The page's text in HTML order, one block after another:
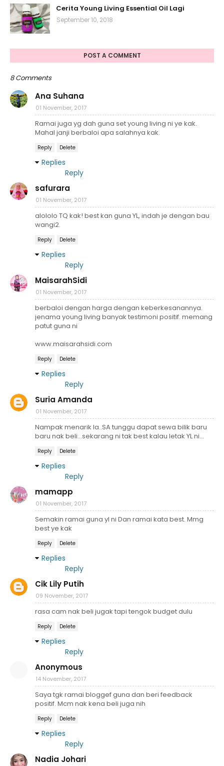
Cerita Young Living Essential Oil Lagi
September 10, 2018
POST A COMMENT
8 Comments
Ana Suhana
01 November, 2017
Ramai juga yg dah guna set young living ni ye kak.
Mahal janji berbaloi apa salahnya kak.
Reply Delete
Replies
Reply
safurara
01 November, 2017
alololo TQ kak! best kan guna YL, indah je dengan bau
wangi2.
Reply Delete
Replies
Reply
MaisarahSidi
01 November, 2017
berbaloi dengan harga dengan keberkesanannya.
jenama young living banyak testimoni positif. memang
patut guna ni
www.maisarahsidi.com
Reply Delete
Replies
Reply
Suria Amanda
01 November, 2017
Nampak menarik la..SA tunggu dapat sewa bilik baru
baru nak beli...sekarang ni tak best kalau letak YL ni...
Reply Delete
Replies
Reply
mamapp
01 November, 2017
Semakin ramai guna yl ni Dan ramai kata best. Mmg
best ye kak
Reply Delete
Replies
Reply
Cik Lily Putih
09 November, 2017
rasa cam nak beli jugak tapi tengok budget dulu
Reply Delete
Replies
Reply
Anonymous
14 November, 2017
Saya tgk ramai bloggef guna dan beri feedback
positif. Mcm nak kena beli juga nih
Reply Delete
Replies
Reply
Nadia Johari